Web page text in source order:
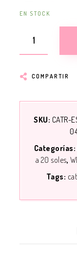
EN STOCK
COMPARTIR
SKU: CATR-
Categorías:
a 20 soles
Tags: